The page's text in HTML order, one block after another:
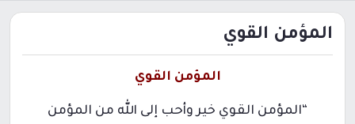
المؤمن القوي
المؤمن القوي
“المؤمن القوي خير وأحب إلى الله من المؤمن